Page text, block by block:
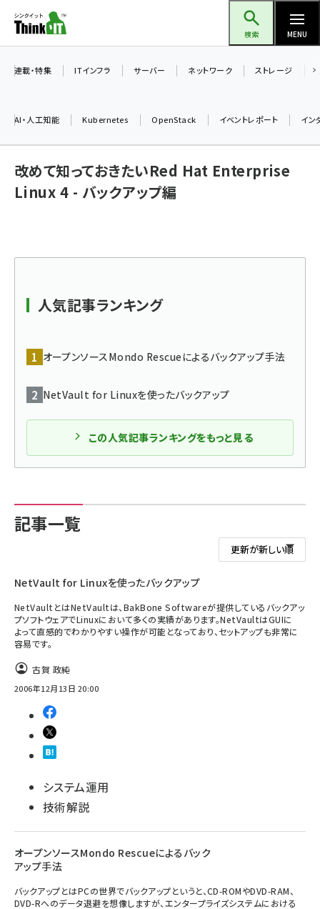
ン
ツ
検索 MENU
ai (2508)
加藤銘のチーム貢献～仲間と築いた勝利の絆～ (2329)
連載・特集 ITインフラ サーバー ネットワーク ストレージ
AI・人工知能 Kubernetes OpenStack イベントレポート イン
改めて知っておきたいRed Hat Enterprise
Linux 4 - バックアップ編
人気記事ランキング
オープンソースMondo Rescueによるバックアップ手法
NetVault for Linuxを使ったバックアップ
この人気記事ランキングをもっと見る
記事一覧
NetVault for Linuxを使ったバックアップ
NetVaultとはNetVaultは、BakBone Softwareが提供しているバックアッ
プソフトウェアでLinuxにおいて多くの実績があります。NetVaultはGUIに
よって直感的でわかりやすい操作が可能となっており、セットアップも非常に
容易です。
古賀 政純
2006年12月13日 20:00
システム運用
技術解説
オープンソースMondo Rescueによるバック
アップ手法
バックアップとはPCの世界でバックアップというと、CD-ROMやDVD-RAM、
DVD-Rへのデータ退避を想像しますが、エンタープライズシステムにおける